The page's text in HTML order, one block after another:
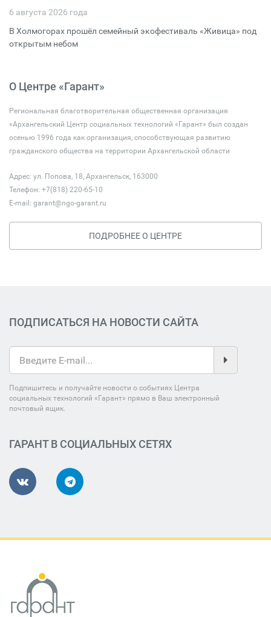
6 августа 2026 года
В Холмогорах прошёл семейный экофестиваль «Живица» под
открытым небом
О Центре «Гарант»
Региональная благотворительная общественная организация
«Архангельский Центр социальных технологий «Гарант» был создан
осенью 1996 года как организация, способствующая развитию
гражданского общества на территории Архангельской области
Адрес: ул. Попова, 18, Архангельск, 163000
Телефон: +7(818) 220-65-10
E-mail: garant@ngo-garant.ru
ПОДРОБНЕЕ О ЦЕНТРЕ
ПОДПИСАТЬСЯ НА НОВОСТИ САЙТА
Подпишитесь и получайте новости о событиях Центра
социальных технологий «Гарант» прямо в Ваш электронный
почтовый ящик.
ГАРАНТ В СОЦИАЛЬНЫХ СЕТЯХ